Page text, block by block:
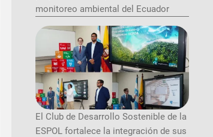
monitoreo ambiental del Ecuador
El Club de Desarrollo Sostenible de la
ESPOL fortalece la integración de sus